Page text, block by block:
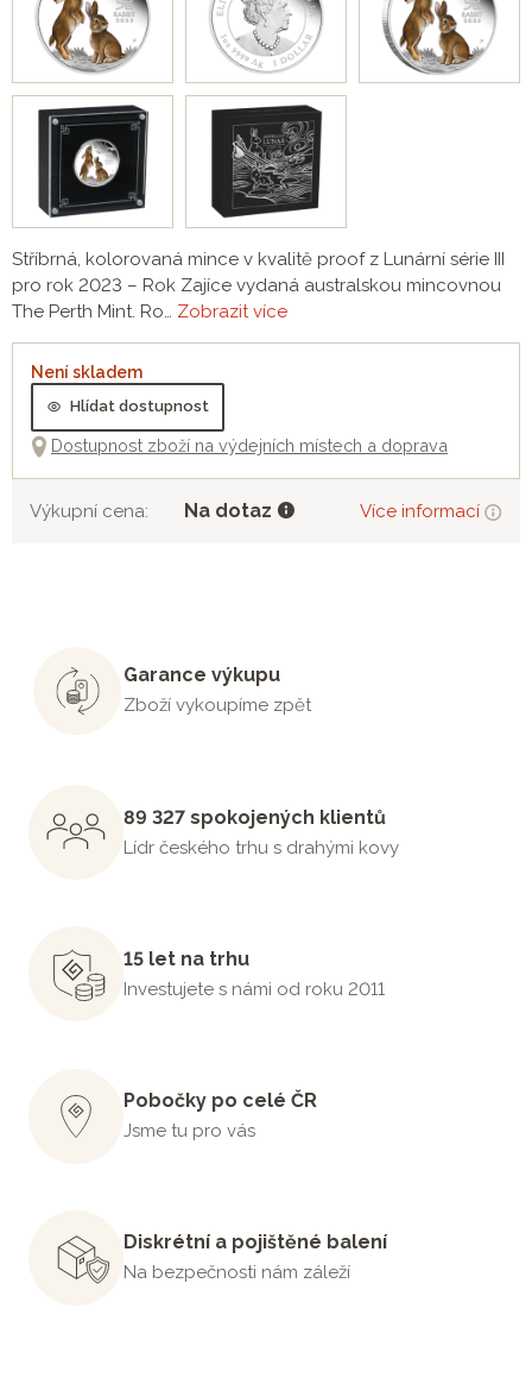
Stříbrná, kolorovaná mince v kvalitě proof z Lunární série III
pro rok 2023 – Rok Zajíce vydaná australskou mincovnou
The Perth Mint. Ro… Zobrazit více
Není skladem
Hlídat dostupnost
Dostupnost zboží na výdejních místech a doprava
Výkupní cena: Na dotaz Více informací
Garance výkupu
Zboží vykoupíme zpět
89 327 spokojených klientů
Lídr českého trhu s drahými kovy
15 let na trhu
Investujete s námi od roku 2011
Pobočky po celé ČR
Jsme tu pro vás
Diskrétní a pojištěné balení
Na bezpečnosti nám záleží